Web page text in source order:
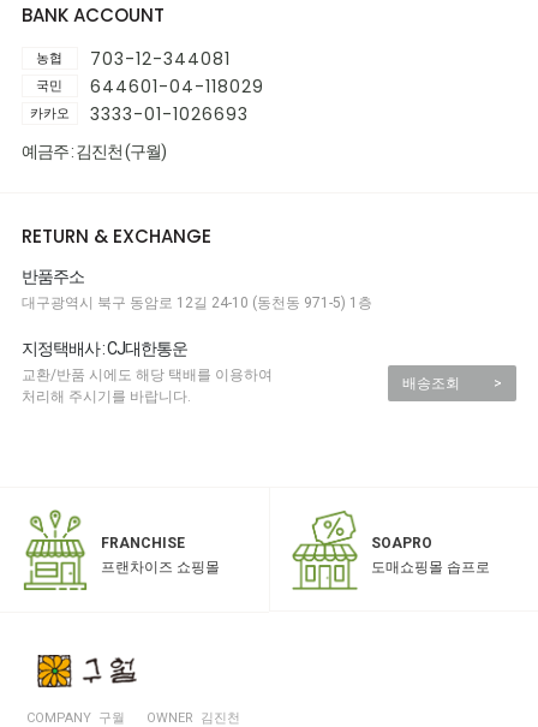
BANK ACCOUNT
농협 703-12-344081
국민 644601-04-118029
카카오 3333-01-1026693
예금주 : 김진천 (구월)
RETURN & EXCHANGE
반품주소
대구광역시 북구 동암로 12길 24-10 (동천동 971-5) 1층
지정택배사 : CJ대한통운
교환/반품 시에도 해당 택배를 이용하여
처리해 주시기를 바랍니다.
배송조회 >
FRANCHISE
프랜차이즈 쇼핑몰
SOAPRO
도매쇼핑몰 솝프로
COMPANY 구월
OWNER 김진천